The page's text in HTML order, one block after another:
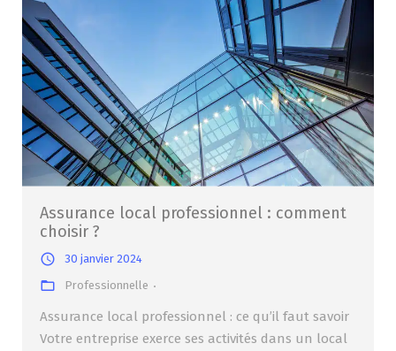
Assurance local professionnel : comment
choisir ?
30 janvier 2024
Professionnelle
Assurance local professionnel : ce qu’il faut savoir
Votre entreprise exerce ses activités dans un local